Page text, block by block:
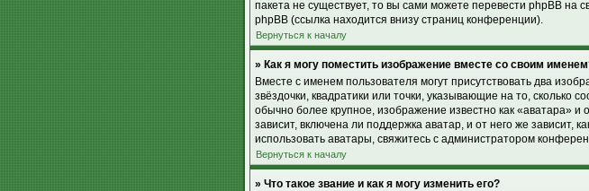
пакета не существует, то вы сами можете перевести phpBB
phpBB (ссылка находится внизу страниц конференции).
Вернуться к началу
» Как я могу поместить изображение вместе со своим
Вместе с именем пользователя могут присутствовать два
звёздочки, квадратики или точки, указывающие на то, сколько
обычно более крупное, изображение известно как «аватара»
зависит, включена ли поддержка аватар, и от него же зависит,
использовать аватары, свяжитесь с администратором
Вернуться к началу
» Что такое звание и как я могу изменить его?